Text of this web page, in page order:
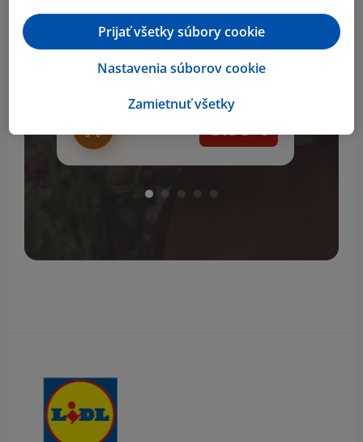
SILVERCREST® Bambusový
príborník
5.99€
Zamietnuť všetky
Nastavenia súborov cookie
Prijať všetky súbory cookie